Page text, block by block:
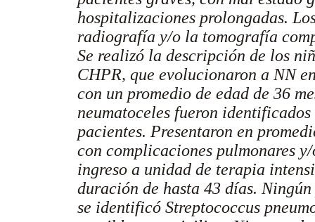
hospitalizaciones prolongadas.
radiografía y/o la tomografía
Se realizó la descripción de los
CHPR, que evolucionaron a NN
con un promedio de edad de 36
neumatoceles fueron
pacientes. Presentaron en
con complicaciones pulmonares
ingreso a unidad de terapia
duración de hasta 43 días.
se identificó Streptococcus